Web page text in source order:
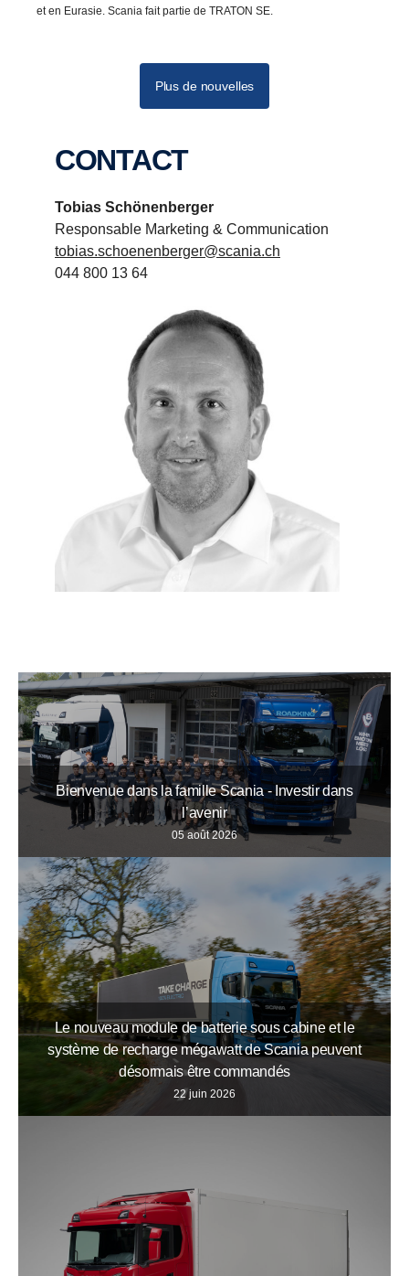
et en Eurasie. Scania fait partie de TRATON SE.
Plus de nouvelles
CONTACT
Tobias Schönenberger
Responsable Marketing & Communication
tobias.schoenenberger@scania.ch
044 800 13 64
Bienvenue dans la famille Scania - Investir dans
l’avenir
05 août 2026
Le nouveau module de batterie sous cabine et le
système de recharge mégawatt de Scania peuvent
désormais être commandés
22 juin 2026